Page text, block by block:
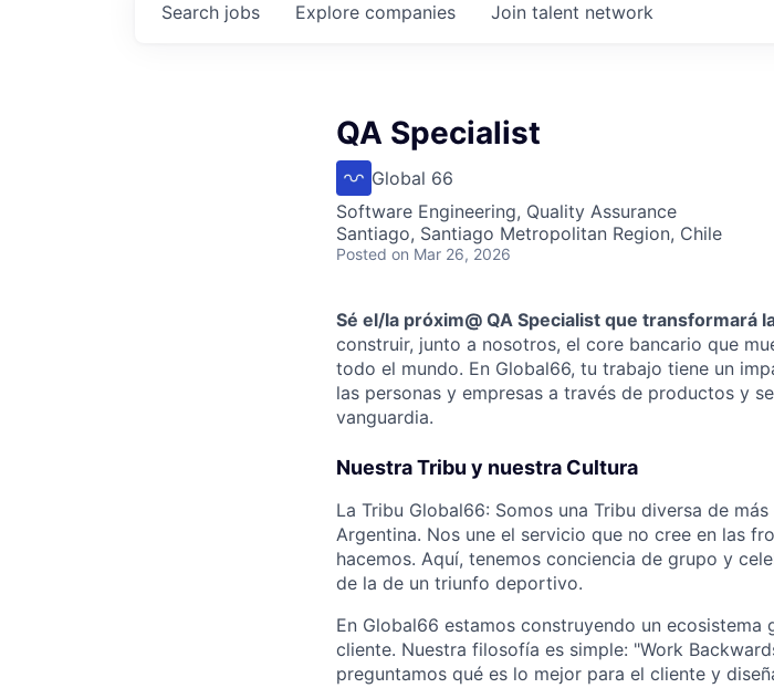
Search jobs Explore companies Join talent network
QA Specialist
Global 66
Software Engineering, Quality Assurance
Santiago, Santiago Metropolitan Region, Chile
Posted on Mar 26, 2026
Sé el/la próxim@ QA Specialist que transformará
construir, junto a nosotros, el core bancario que
todo el mundo. En Global66, tu trabajo tiene un
las personas y empresas a través de productos y
vanguardia.
Nuestra Tribu y nuestra Cultura
La Tribu Global66: Somos una Tribu diversa de
Argentina. Nos une el servicio que no cree en las
hacemos. Aquí, tenemos conciencia de grupo y
de la de un triunfo deportivo.
En Global66 estamos construyendo un
cliente. Nuestra filosofía es simple: "Work
preguntamos qué es lo mejor para el cliente y